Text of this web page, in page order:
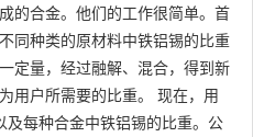
的合金。他们的工作很简单。首
同种类的原材料中铁铝锡的比重
定量，经过融解、混合，得到新
用户所需要的比重。 现在，用
每种合金中铁铝锡的比重。公